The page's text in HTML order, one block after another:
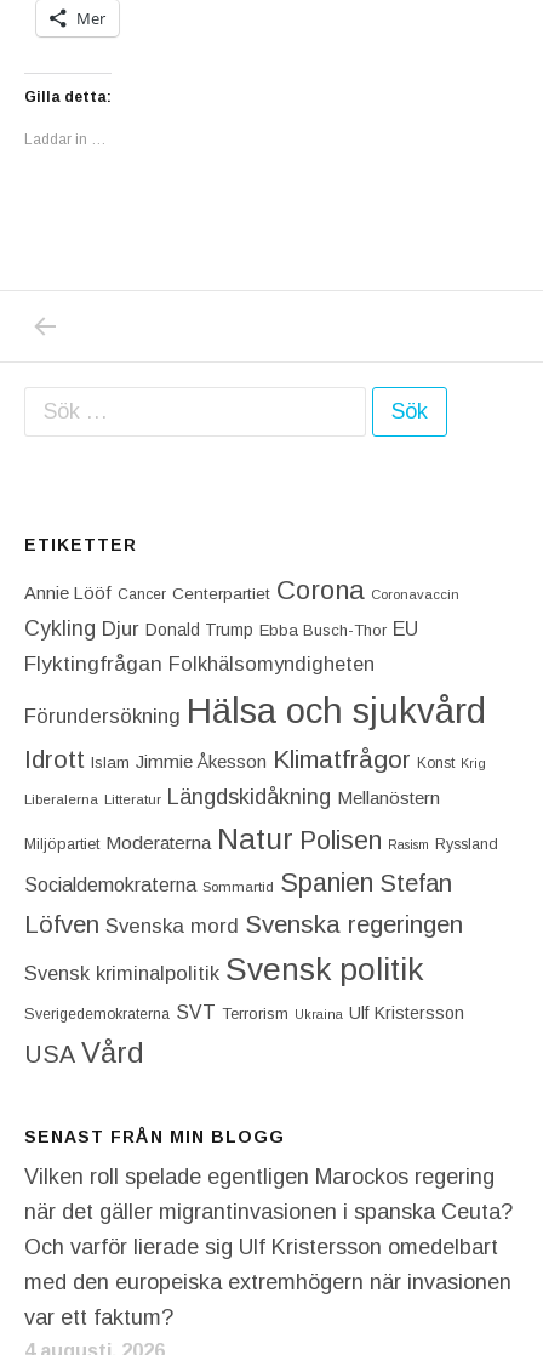
Mer
Gilla detta:
Laddar in …
Inläggsnavigering
Sök efter:
ETIKETTER
Annie Lööf Cancer Centerpartiet‎ Corona Coronavaccin
Cykling Djur Donald Trump Ebba Busch-Thor EU
Flyktingfrågan Folkhälsomyndigheten
Förundersökning Hälsa och sjukvård
Idrott Islam Jimmie Åkesson Klimatfrågor Konst Krig
Liberalerna Litteratur Längdskidåkning Mellanöstern
Miljöpartiet Moderaterna Natur Polisen Rasism Ryssland
Socialdemokraterna Sommartid Spanien Stefan
Löfven Svenska mord Svenska regeringen
Svensk kriminalpolitik Svensk politik
Sverigedemokraterna SVT Terrorism Ukraina Ulf Kristersson
USA Vård
SENAST FRÅN MIN BLOGG
Vilken roll spelade egentligen Marockos regering
när det gäller migrantinvasionen i spanska Ceuta?
Och varför lierade sig Ulf Kristersson omedelbart
med den europeiska extremhögern när invasionen
var ett faktum?